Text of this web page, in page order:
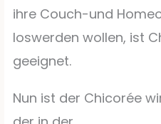
ihre Couch-und
loswerden wollen, ist
geeignet.
Nun ist der Chicorée